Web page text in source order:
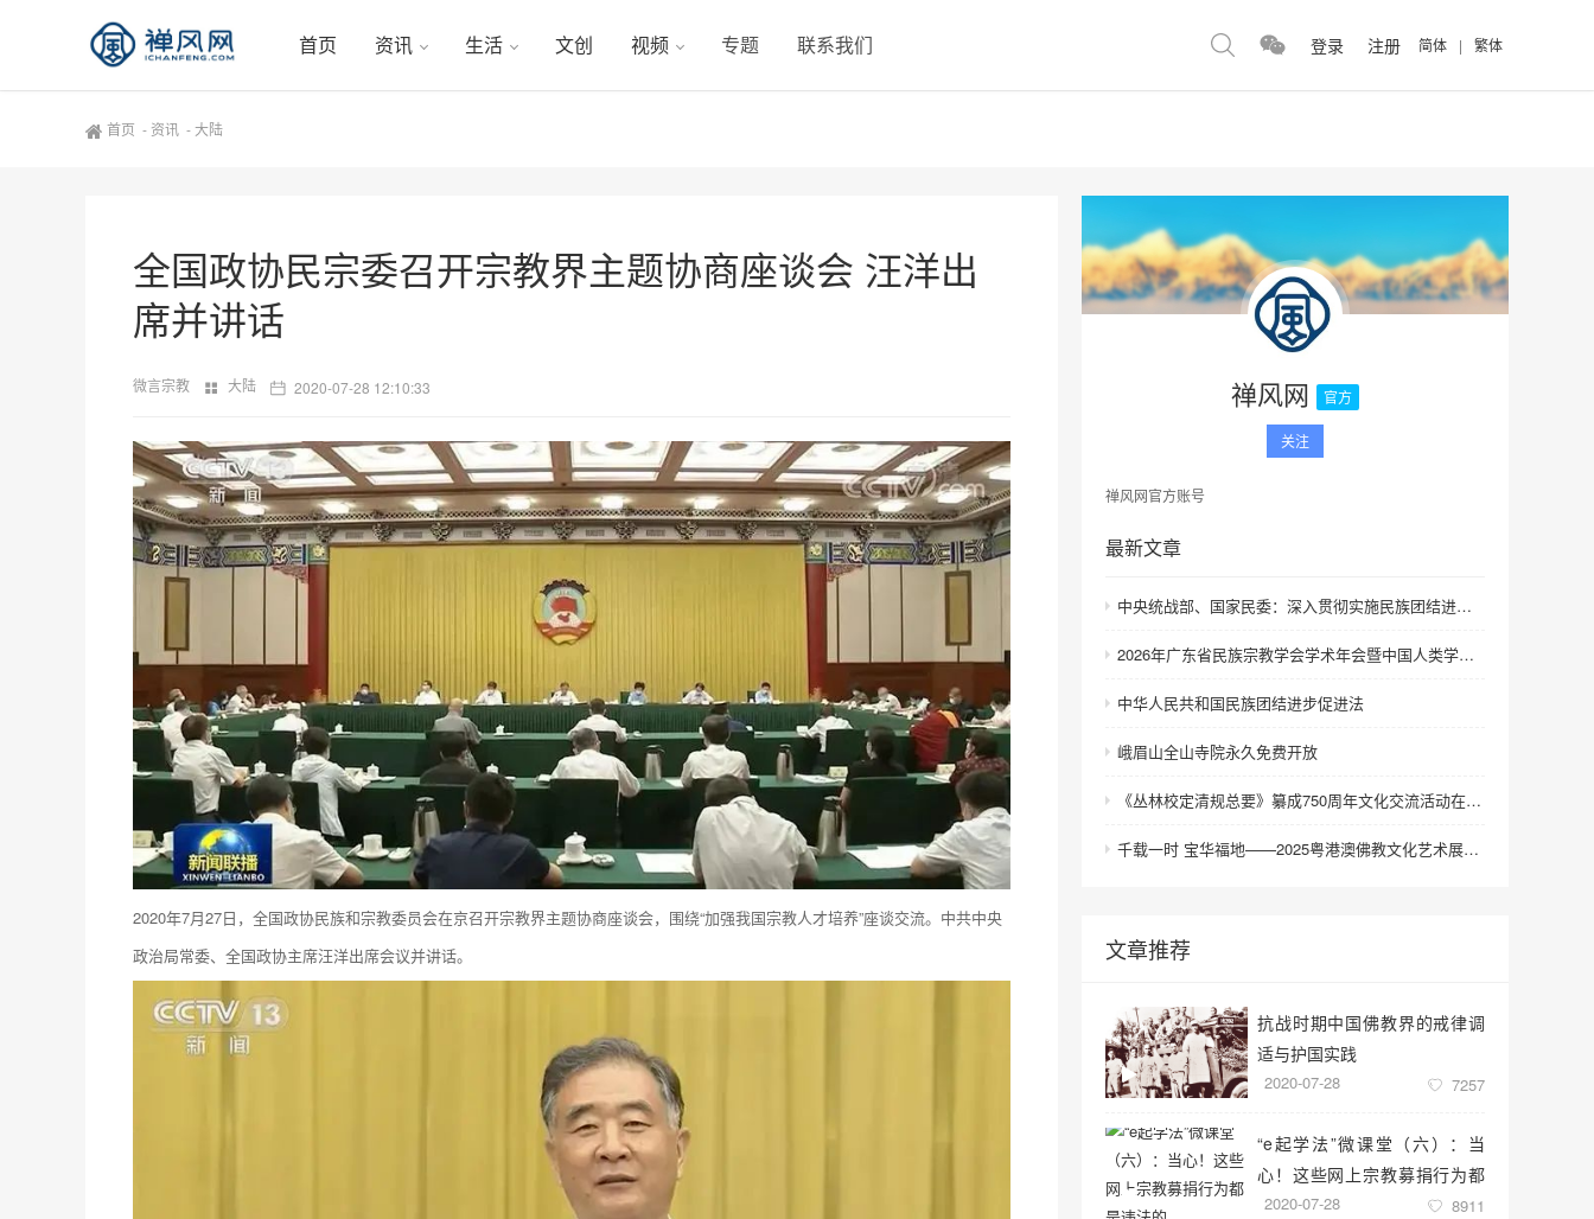
首页 资讯 生活 文创 视频 专题 联系我们 登录 注册 简体 | 繁体
首页 - 资讯 -大陆
全国政协民宗委召开宗教界主题协商座谈会 汪洋出
席并讲话
微言宗教 大陆 2020-07-28 12:10:33
2020年7月27日，全国政协民族和宗教委员会在京召开宗教界主题协商座谈会，围绕“加强我国宗教人才培养”座谈交流。中共中央
政治局常委、全国政协主席汪洋出席会议并讲话。
禅风网 官方
关注
禅风网官方账号
最新文章
中央统战部、国家民委：深入贯彻实施民族团结进步促进法 进一步增强中华民族凝聚力向心力
2026年广东省民族宗教学会学术年会暨中国人类学民族学研究会城市民族工作研究专业委员会更名会议在深圳召开
中华人民共和国民族团结进步促进法
峨眉山全山寺院永久免费开放
《丛林校定清规总要》纂成750周年文化交流活动在浙江金华举行
千载一时 宝华福地——2025粤港澳佛教文化艺术展在港澳成功举办
文章推荐
抗战时期中国佛教界的戒律调
适与护国实践
2020-07-28 7257
“e起学法”微课堂（六）：当
心！这些网上宗教募捐行为都
是违法的
2020-07-28 8911